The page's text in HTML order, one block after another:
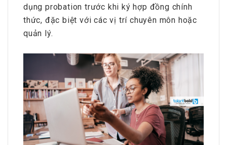
dụng probation trước khi ký hợp đồng chính
thức, đặc biệt với các vị trí chuyên môn hoặc
quản lý.